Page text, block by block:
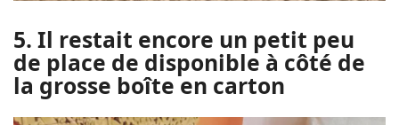
5. Il restait encore un petit peu
de place de disponible à côté de
la grosse boîte en carton